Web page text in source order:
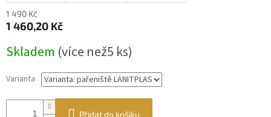
1 490 Kč
1 460,20 Kč
cena:
Skladem (více než5 ks)
Varianta
Přidat do košíku